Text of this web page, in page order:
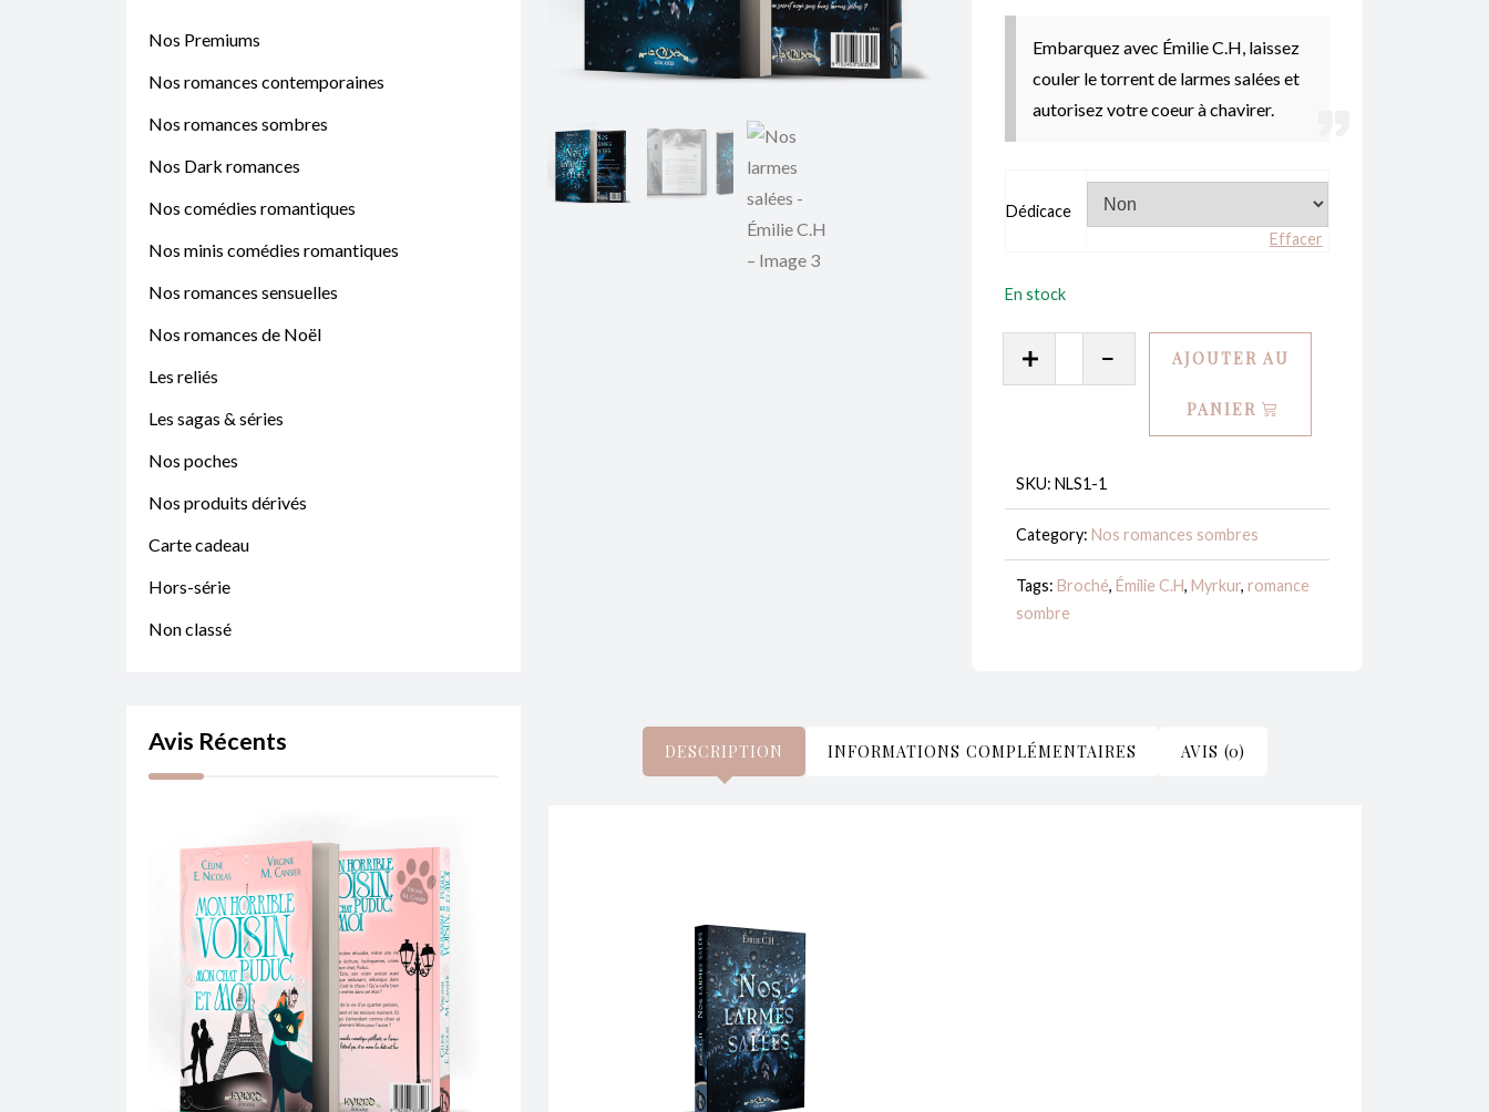
Embarquez avec Émilie C.H, laissez
couler le torrent de larmes salées et
autorisez votre coeur à chavirer.
Dédicace
Effacer
En stock
larmes
Émilie
C.H
AJOUTER AU
PANIER
SKU: NLS1-1
Category: Nos romances sombres
Tags: Broché, Émilie C.H, Myrkur, romance
sombre
DESCRIPTION INFORMATIONS COMPLÉMENTAIRES AVIS (0)
Nos Premiums
Nos romances contemporaines
Nos romances sombres
Nos Dark romances
Nos comédies romantiques
Nos minis comédies romantiques
Nos romances sensuelles
Nos romances de Noël
Les reliés
Les sagas & séries
Nos poches
Nos produits dérivés
Carte cadeau
Hors-série
Non classé
Avis Récents